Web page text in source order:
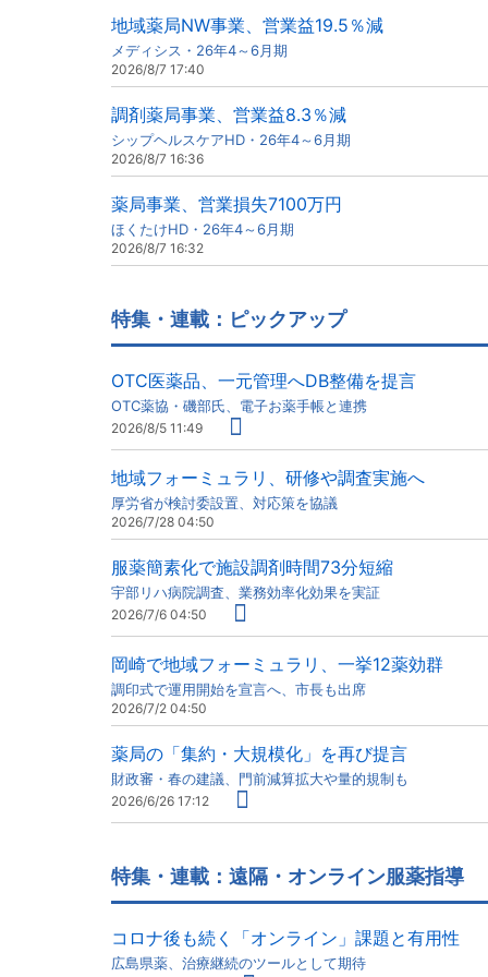
地域薬局NW事業、営業益19.5％減
メディシス・26年4～6月期
2026/8/7 17:40
調剤薬局事業、営業益8.3％減
シップヘルスケアHD・26年4～6月期
2026/8/7 16:36
薬局事業、営業損失7100万円
ほくたけHD・26年4～6月期
2026/8/7 16:32
特集・連載：ピックアップ
OTC医薬品、一元管理へDB整備を提言
OTC薬協・磯部氏、電子お薬手帳と連携
2026/8/5 11:49
地域フォーミュラリ、研修や調査実施へ
厚労省が検討委設置、対応策を協議
2026/7/28 04:50
服薬簡素化で施設調剤時間73分短縮
宇部リハ病院調査、業務効率化効果を実証
2026/7/6 04:50
岡崎で地域フォーミュラリ、一挙12薬効群
調印式で運用開始を宣言へ、市長も出席
2026/7/2 04:50
薬局の「集約・大規模化」を再び提言
財政審・春の建議、門前減算拡大や量的規制も
2026/6/26 17:12
特集・連載：遠隔・オンライン服薬指導
コロナ後も続く「オンライン」課題と有用性
広島県薬、治療継続のツールとして期待